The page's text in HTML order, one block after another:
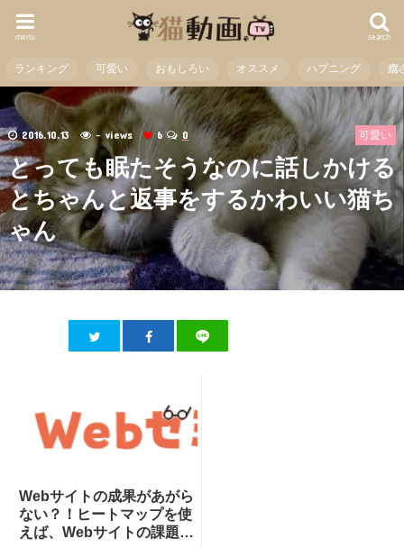
search
menu
ランキング 可愛い おもしろい オススメ ハプニング 癒
可愛い
2016.10.13 - views 6 0
とっても眠たそうなのに話しかける
とちゃんと返事をするかわいい猫ち
ゃん
Webサイトの成果があがら
ない？！ヒートマップを使
えば、Webサイトの課題が